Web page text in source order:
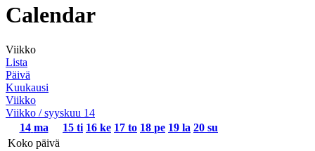
Calendar
Viikko
Lista
Päivä
Kuukausi
Viikko
Viikko / syyskuu 14
14 ma 15 ti 16 ke 17 to 18 pe 19 la 20 su
Koko päivä